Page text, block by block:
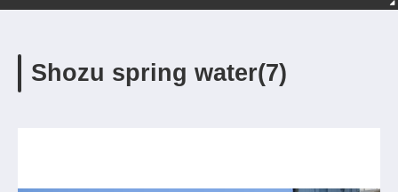
Shozu spring water(7)